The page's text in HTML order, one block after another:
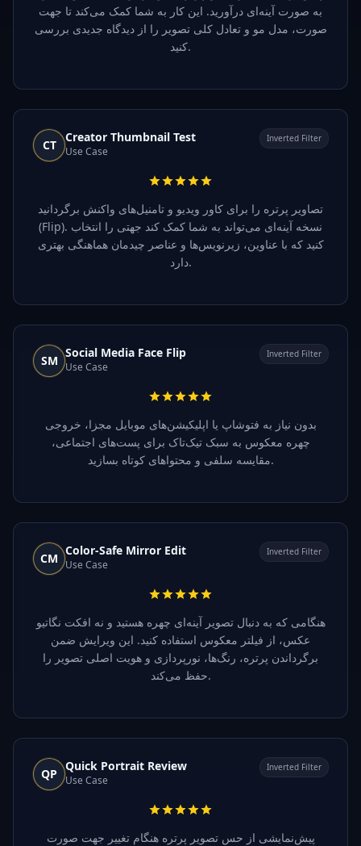
به صورت آینه‌ای درآورید. این کار به شما کمک می‌کند تا جهت
صورت، مدل مو و تعادل کلی تصویر را از دیدگاه جدیدی بررسی
کنید.
CT
Creator Thumbnail Test
Use Case
Inverted Filter
تصاویر پرتره را برای کاور ویدیو و تامنیل‌های واکنش برگردانید
(Flip). نسخه آینه‌ای می‌تواند به شما کمک کند جهتی را انتخاب
کنید که با عناوین، زیرنویس‌ها و عناصر چیدمان هماهنگی بهتری
دارد.
SM
Social Media Face Flip
Use Case
Inverted Filter
بدون نیاز به فتوشاپ یا اپلیکیشن‌های موبایل مجزا، خروجی
چهره معکوس به سبک تیک‌تاک برای پست‌های اجتماعی،
مقایسه سلفی و محتواهای کوتاه بسازید.
CM
Color-Safe Mirror Edit
Use Case
Inverted Filter
هنگامی که به دنبال تصویر آینه‌ای چهره هستید و نه افکت نگاتیو
عکس، از فیلتر معکوس استفاده کنید. این ویرایش ضمن
برگرداندن پرتره، رنگ‌ها، نورپردازی و هویت اصلی تصویر را
حفظ می‌کند.
QP
Quick Portrait Review
Use Case
Inverted Filter
پیش‌نمایشی از حس تصویر پرتره هنگام تغییر جهت صورت